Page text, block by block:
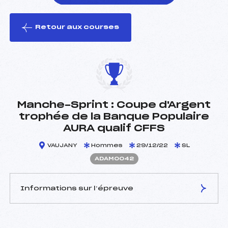
le ski
Retour aux courses
Manche-Sprint : Coupe d'Argent
trophée de la Banque Populaire
AURA qualif CFFS
VAUJANY Hommes 29/12/22 SL
ADAM0042
Informations sur l’épreuve